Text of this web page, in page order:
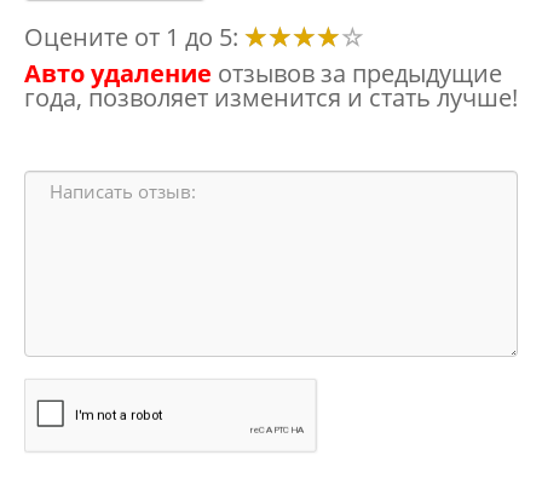
Оцените от 1 до 5:
Авто удаление отзывов за предыдущие
года, позволяет изменится и стать лучше!